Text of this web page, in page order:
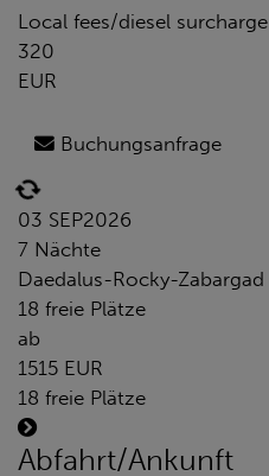
Local fees/diesel surcharge
320
EUR
Buchungsanfrage
03 SEP2026
7 Nächte
Daedalus-Rocky-Zabargad
18 freie Plätze
ab
1515 EUR
18 freie Plätze
Abfahrt/Ankunft